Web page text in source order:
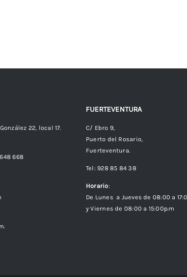
22, local 17.
668
FUERTEVENTURA
C/ Ebro 9,
Puerto del Rosario,
Fuerteventura.
Tel: 928 85 84 38
Horario:
De Lunes a Jueves de 08:00 a
y Viernes de 08:00 a 15:00p.m